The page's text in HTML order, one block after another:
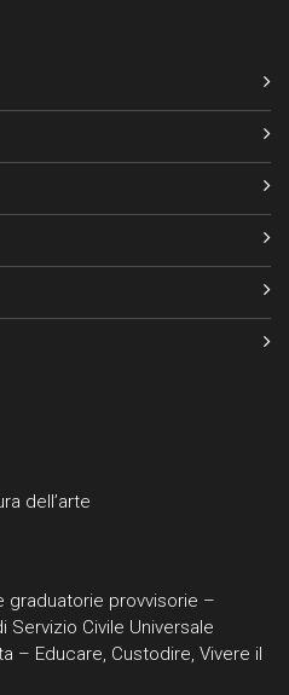
dell’arte
graduatorie provvisorie –
Servizio Civile Universale
– Educare, Custodire, Vivere il